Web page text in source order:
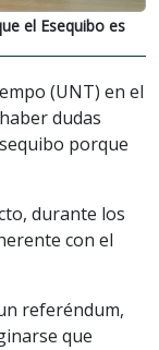
el Esequibo es
(UNT) en el
dudas
porque
durante los
con el
referéndum,
que